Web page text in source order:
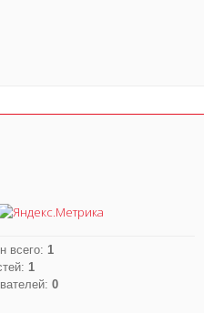
всего: 1
1
0